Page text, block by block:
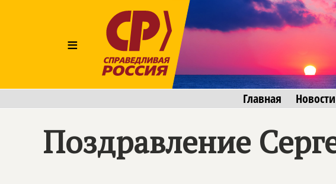
≡
Главная Новости
Поздравление